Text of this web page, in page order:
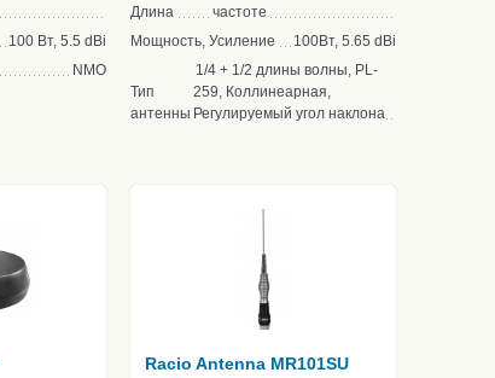
100 Вт, 5.5 dBi
NMO
Длина
частоте
Мощность, Усиление
100Вт, 5.65 dBi
Тип
антенны
1/4 + 1/2 длины волны, PL-
259, Коллинеарная,
Регулируемый угол наклона
Racio Antenna MR101SU